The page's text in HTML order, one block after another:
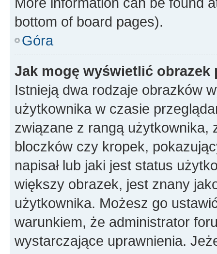
bottom of board pages).
Góra
Jak mogę wyświetlić
Istnieją dwa rodzaje obrazków
użytkownika w czasie
związane z rangą użytkownika,
bloczków czy kropek,
napisał lub jaki jest status
większy obrazek, jest znany
użytkownika. Możesz go
warunkiem, że administrator
wystarczające uprawnienia.